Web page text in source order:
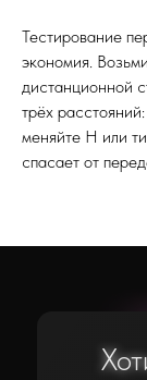
Тестирование
экономия.
дистанционной
трёх
меняйте H или
спасает от